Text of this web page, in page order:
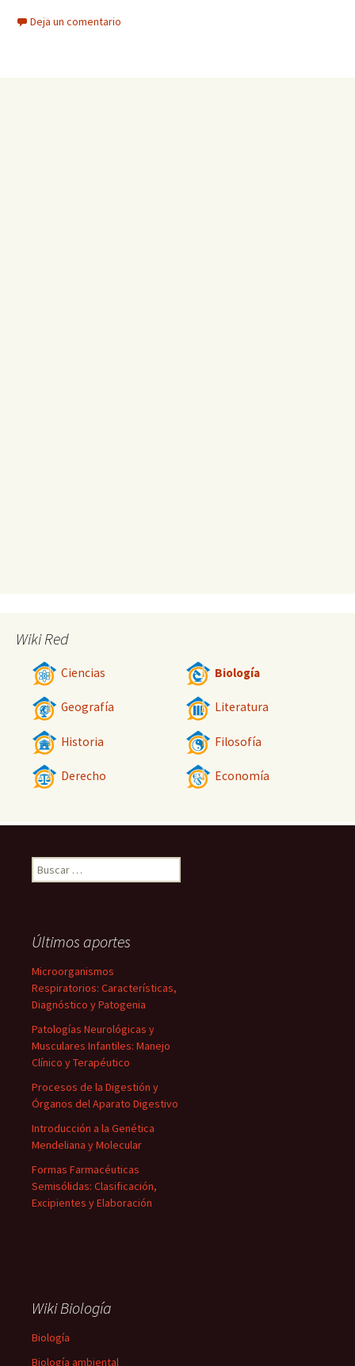
Deja un comentario
Wiki Red
Ciencias Biología
Geografía Literatura
Historia Filosofía
Derecho Economía
Buscar:
Últimos aportes
Microorganismos
Respiratorios: Características,
Diagnóstico y Patogenia
Patologías Neurológicas y
Musculares Infantiles: Manejo
Clínico y Terapéutico
Procesos de la Digestión y
Órganos del Aparato Digestivo
Introducción a la Genética
Mendeliana y Molecular
Formas Farmacéuticas
Semisólidas: Clasificación,
Excipientes y Elaboración
Wiki Biología
Biología
Biología ambiental